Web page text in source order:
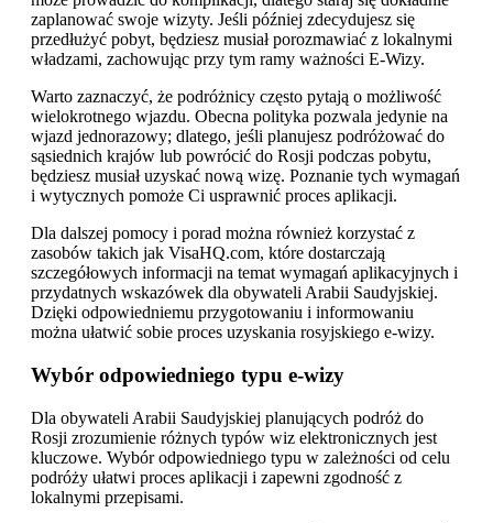
zaplanować swoje wizyty. Jeśli później zdecydujesz się
przedłużyć pobyt, będziesz musiał porozmawiać z lokalnymi
władzami, zachowując przy tym ramy ważności E-Wizy.
Warto zaznaczyć, że podróżnicy często pytają o możliwość
wielokrotnego wjazdu. Obecna polityka pozwala jedynie na
wjazd jednorazowy; dlatego, jeśli planujesz podróżować do
sąsiednich krajów lub powrócić do Rosji podczas pobytu,
będziesz musiał uzyskać nową wizę. Poznanie tych wymagań
i wytycznych pomoże Ci usprawnić proces aplikacji.
Dla dalszej pomocy i porad można również korzystać z
zasobów takich jak VisaHQ.com, które dostarczają
szczegółowych informacji na temat wymagań aplikacyjnych i
przydatnych wskazówek dla obywateli Arabii Saudyjskiej.
Dzięki odpowiedniemu przygotowaniu i informowaniu
można ułatwić sobie proces uzyskania rosyjskiego e-wizy.
Wybór odpowiedniego typu e-wizy
Dla obywateli Arabii Saudyjskiej planujących podróż do
Rosji zrozumienie różnych typów wiz elektronicznych jest
kluczowe. Wybór odpowiedniego typu w zależności od celu
podróży ułatwi proces aplikacji i zapewni zgodność z
lokalnymi przepisami.